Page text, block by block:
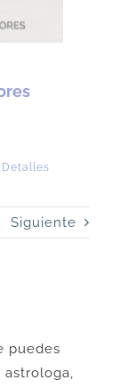
Detalles
Siguiente
puedes
astrologa,